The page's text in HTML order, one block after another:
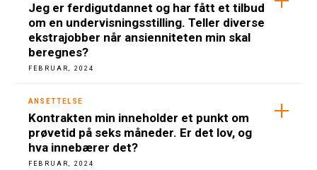
Streik
Jeg er ferdigutdannet og har fått et tilbud
om en undervisningsstilling. Teller diverse
ekstrajobber når ansienniteten min skal
beregnes?
FEBRUAR, 2024
ANSETTELSE
Kontrakten min inneholder et punkt om
prøvetid på seks måneder. Er det lov, og
hva innebærer det?
FEBRUAR, 2024